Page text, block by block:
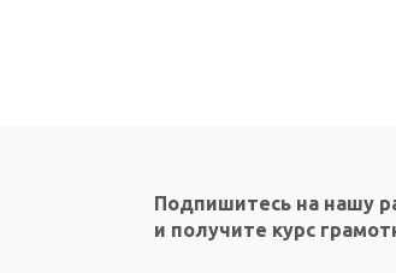
Подпишитесь на нашу
и получите курс